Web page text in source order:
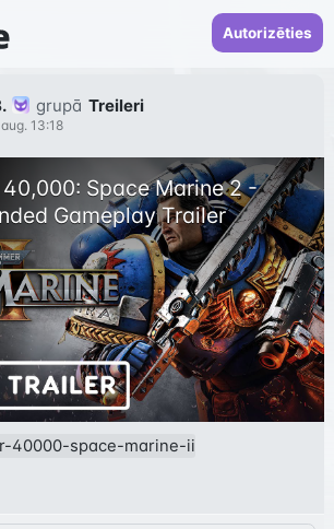
Autorizēties
grupā Treileri
13:18
Space Marine 2 -
Gameplay Trailer
40000-space-marine-ii